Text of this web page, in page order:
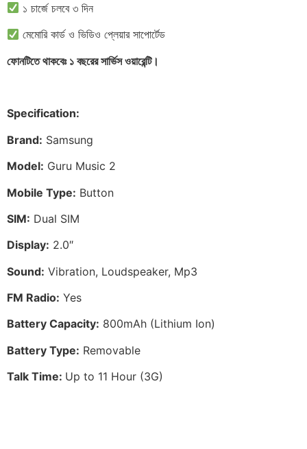
১ চার্জে চলবে ৩ দিন
মেমোরি কার্ড ও ভিডিও প্লেয়ার সাপোর্টেড
ফোনটিতে থাকবেঃ ১ বছরের সার্ভিস ওয়ারেন্টি।
Specification:
Brand: Samsung
Model: Guru Music 2
Mobile Type: Button
SIM: Dual SIM
Display: 2.0″
Sound: Vibration, Loudspeaker, Mp3
FM Radio: Yes
Battery Capacity: 800mAh (Lithium Ion)
Battery Type: Removable
Talk Time: Up to 11 Hour (3G)